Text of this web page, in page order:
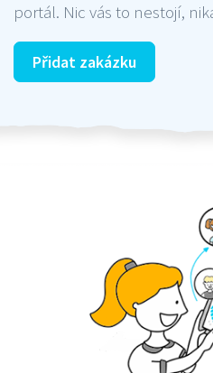
portál. Nic vás to nestojí,
Přidat zakázku